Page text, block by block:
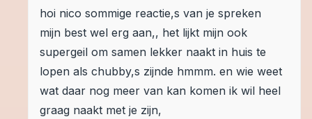
hoi nico sommige reactie,s van je spreken
mijn best wel erg aan,, het lijkt mijn ook
supergeil om samen lekker naakt in huis te
lopen als chubby,s zijnde hmmm. en wie weet
wat daar nog meer van kan komen ik wil heel
graag naakt met je zijn,